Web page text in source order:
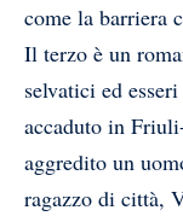
come la barriera
Il terzo è un
selvatici ed
accaduto in
aggredito un
ragazzo di città,